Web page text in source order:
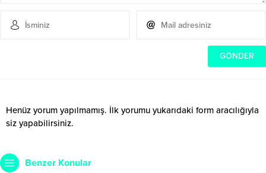
Henüz yorum yapılmamış. İlk yorumu yukarıdaki form aracılığıyla
siz yapabilirsiniz.
Benzer Konular